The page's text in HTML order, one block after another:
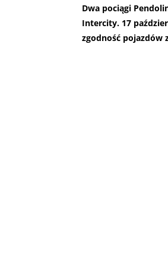
Dwa pociągi
Intercity. 17
zgodność pojazdów